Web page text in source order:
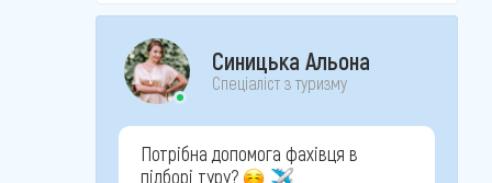
Синицька Альона
Спеціаліст з туризму
Потрібна допомога фахівця в
підборі туру?